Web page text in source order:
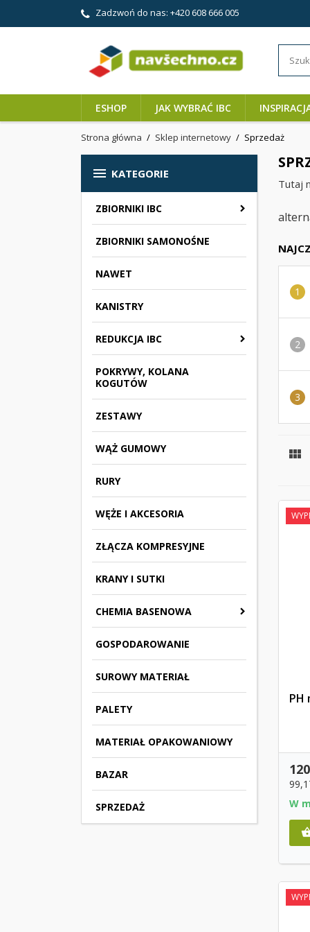
Zadzwoń do nas: +420 608 666 005
ESHOP JAK WYBRAĆ IBC
Strona główna Sklep internetowy Sprzedaż
 KATEGORIE
ZBIORNIKI IBC
ZBIORNIKI SAMONOŚNE
NAWET
KANISTRY
REDUKCJA IBC
POKRYWY, KOLANA
KOGUTÓW
ZESTAWY
WĄŻ GUMOWY
RURY
WĘŻE I AKCESORIA
ZŁĄCZA KOMPRESYJNE
KRANY I SUTKI
CHEMIA BASENOWA
GOSPODAROWANIE
SUROWY MATERIAŁ
PALETY
MATERIAŁ OPAKOWANIOWY
BAZAR
SPRZEDAŻ
Tutaj

PH
W